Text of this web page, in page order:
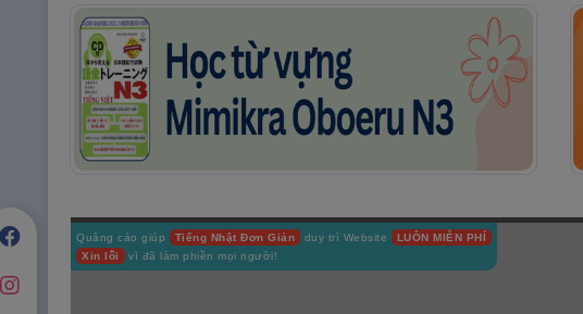
Quảng cáo giúp Tiếng Nhật Đơn Giản duy trì Website
LUÔN MIỄN PHÍ
Xin lỗi
vì đã làm phiền mọi người!